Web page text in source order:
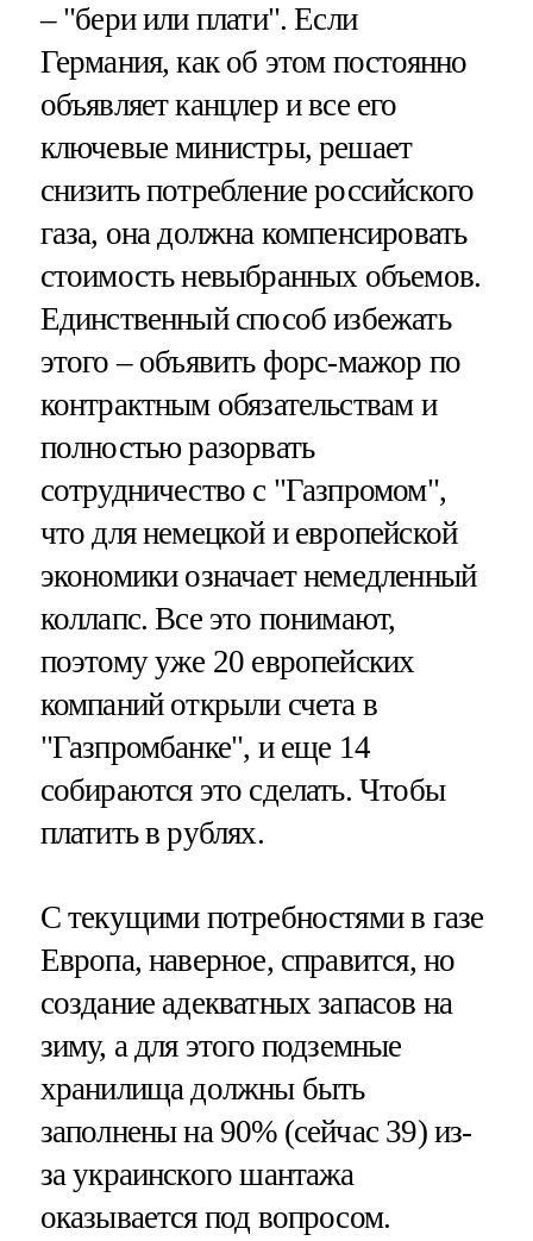
– "бери или плати". Если
Германия, как об этом постоянно
объявляет канцлер и все его
ключевые министры, решает
снизить потребление российского
газа, она должна компенсировать
стоимость невыбранных объемов.
Единственный способ избежать
этого – объявить форс-мажор по
контрактным обязательствам и
полностью разорвать
сотрудничество с "Газпромом",
что для немецкой и европейской
экономики означает немедленный
коллапс. Все это понимают,
поэтому уже 20 европейских
компаний открыли счета в
"Газпромбанке", и еще 14
собираются это сделать. Чтобы
платить в рублях.
С текущими потребностями в газе
Европа, наверное, справится, но
создание адекватных запасов на
зиму, а для этого подземные
хранилища должны быть
заполнены на 90% (сейчас 39) из-
за украинского шантажа
оказывается под вопросом.